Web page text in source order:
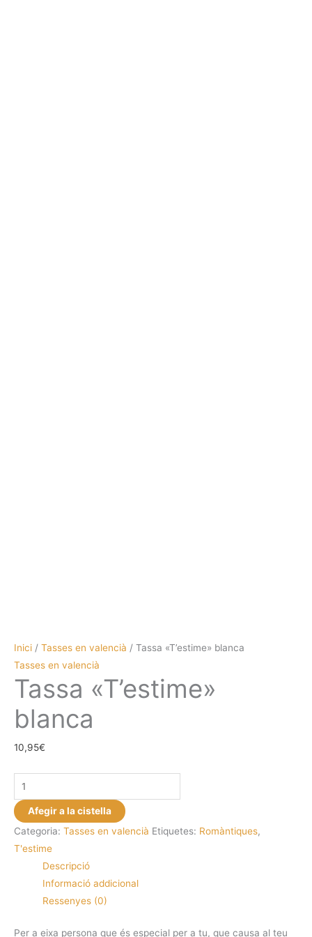
Inici / Tasses en valencià / Tassa «T’estime» blanca
Tasses en valencià
Tassa «T’estime»
blanca
10,95€
quantitat
de
Tassa
"T'estime"
blanca
Afegir a la cistella
Categoria: Tasses en valencià Etiquetes: Romàntiques,
T'estime
Descripció
Informació addicional
Ressenyes (0)
Per a eixa persona que és especial per a tu, que causa al teu